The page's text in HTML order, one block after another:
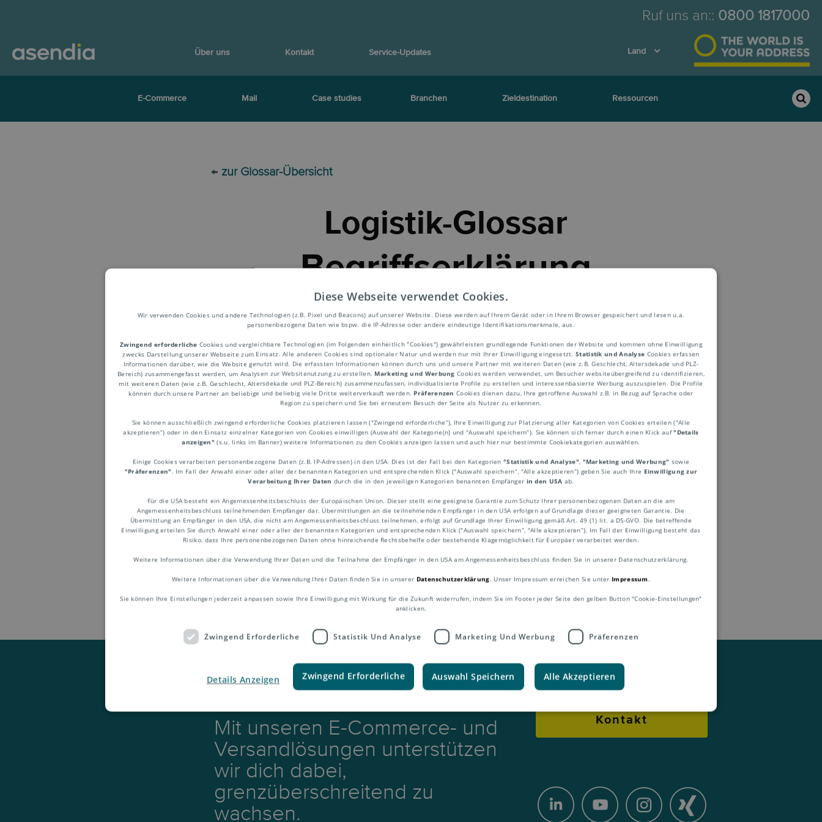
Ruf uns an:: 0800 1817000
Über uns Kontakt Service-Updates Land
E-Commerce Mail Case studies Branchen Zieldestination Ressourcen
← zur Glossar-Übersicht
Logistik-Glossar
Begriffserklärung
Webseite
Dokument im World Wide Web, das über eine URL aufgerufen werden
kann. Webseiten sind normalerweise inHTMLverfasst und werden auf
Servern gespeichert. Zum Aufrufen einer Webseite ist ein Browser nötig.
Neben Texten in HTML werden normalerweise auch Stylesheets (siehe
CSS), Skripte, Bilder und andere Elemente in eine Webseite
eingebunden.
Mit unseren E-Commerce- und
Versandlösungen unterstützen
wir dich dabei,
grenzüberschreitend zu
wachsen.
Kontakt
Diese Webseite verwendet Cookies.
Wir verwenden Cookies und andere Technologien (z.B. Pixel und Beacons) auf unserer Website. Diese werden auf Ihrem Gerät oder in Ihrem Browser gespeichert und lesen u.a.
personenbezogene Daten wie bspw. die IP-Adresse oder andere eindeutige Identifikationsmerkmale, aus.
Zwingend erforderliche Cookies und vergleichbare Technologien (im Folgenden einheitlich "Cookies") gewährleisten grundlegende Funktionen der Website und kommen ohne Einwilligung
zwecks Darstellung unserer Webseite zum Einsatz. Alle anderen Cookies sind optionaler Natur und werden nur mit Ihrer Einwilligung eingesetzt.Statistik und Analyse Cookies erfassen
Informationen darüber, wie die Website genutzt wird. Die erfassten Informationen können durch uns und unsere Partner mit weiteren Daten (wie z.B. Geschlecht, Altersdekade und PLZ-
Bereich) zusammengefasst werden, um Analysen zur Websitenutzung zu erstellen. Marketing und Werbung Cookies werden verwendet, um Besucher websiteübergreifend zu identifizieren,
mit weiteren Daten (wie z.B. Geschlecht, Altersdekade und PLZ-Bereich) zusammenzufassen, individualisierte Profile zu erstellen und interessenbasierte Werbung auszuspielen. Die Profile
können durch unsere Partner an beliebige und beliebig viele Dritte weiterverkauft werden. Präferenzen Cookies dienen dazu, Ihre getroffene Auswahl z.B. in Bezug auf Sprache oder
Region zu speichern und Sie bei erneutem Besuch der Seite als Nutzer zu erkennen.
Sie können ausschließlich zwingend erforderliche Cookies platzieren lassen ("Zwingend erforderliche“), Ihre Einwilligung zur Platzierung aller Kategorien von Cookies erteilen ("Alle
akzeptieren“) oder in den Einsatz einzelner Kategorien von Cookies einwilligen (Auswahl der Kategorie(n) und "Auswahl speichern“). Sie können sich ferner durch einen Klick auf"Details
anzeigen" (s.u. links im Banner) weitere Informationen zu den Cookies anzeigen lassen und auch hier nur bestimmte Cookiekategorien auswählen.
Einige Cookies verarbeiten personenbezogene Daten (z.B. IP-Adressen) in den USA. Dies ist der Fall bei den Kategorien"Statistik und Analyse", "Marketing und Werbung" sowie
"Präferenzen" . Im Fall der Anwahl einer oder aller der benannten Kategorien und entsprechenden Klick ("Auswahl speichern“, "Alle akzeptieren“) geben Sie auch Ihre Einwilligung zur
Verarbeitung Ihrer Daten durch die in den jeweiligen Kategorien benannten Empfänger in den USA ab.
Für die USA besteht ein Angemessenheitsbeschluss der Europäischen Union. Dieser stellt eine geeignete Garantie zum Schutz Ihrer personenbezogenen Daten an die am
Angemessenheitsbeschluss teilnehmenden Empfänger dar. Übermittlungen an die teilnehmenden Empfänger in den USA erfolgen auf Grundlage dieser geeigneten Garantie. Die
Übermittlung an Empfänger in den USA, die nicht am Angemessenheitsbeschluss teilnehmen, erfolgt auf Grundlage Ihrer Einwilligung gemäß Art. 49 (1) lit. a DS-GVO. Die betreffende
Einwilligung erteilen Sie durch Anwahl einer oder aller der benannten Kategorien und entsprechenden Klick ("Auswahl speichern“, "Alle akzeptieren“). Im Fall der Einwilligung besteht das
Risiko, dass Ihre personenbezogenen Daten ohne hinreichende Rechtsbehelfe oder bestehende Klagemöglichkeit für Europäer verarbeitet werden.
Weitere Informationen über die Verwendung Ihrer Daten und die Teilnahme der Empfänger in den USA am Angemessenheitsbeschluss finden Sie in unserer Datenschutzerklärung.
Weitere Informationen über die Verwendung Ihrer Daten finden Sie in unserer Datenschutzerklärung. Unser Impressum erreichen Sie unterImpressum .
Sie können Ihre Einstellungen jederzeit anpassen sowie Ihre Einwilligung mit Wirkung für die Zukunft widerrufen, indem Sie im Footer jeder Seite den gelben Button "Cookie-Einstellungen"
anklicken.
Zwingend Erforderliche Statistik Und Analyse Marketing Und Werbung Präferenzen
Auswahl Speichern Alle Akzeptieren
Zwingend Erforderliche
Details Anzeigen